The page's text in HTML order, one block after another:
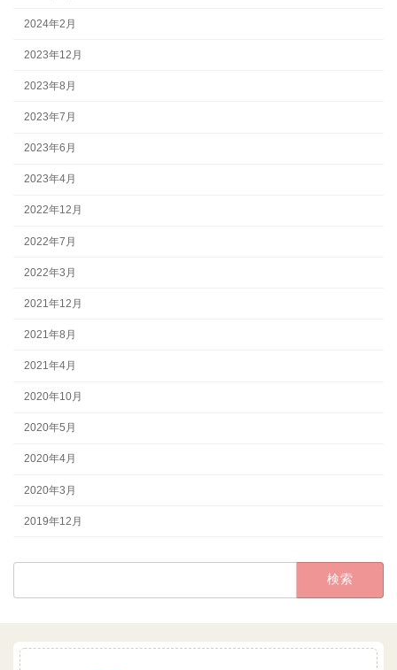
2024年2月
2023年12月
2023年8月
2023年7月
2023年6月
2023年4月
2022年12月
2022年7月
2022年3月
2021年12月
2021年8月
2021年4月
2020年10月
2020年5月
2020年4月
2020年3月
2019年12月
検